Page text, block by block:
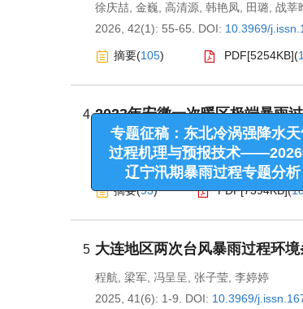
徐庆喆 金巍 高清源 韩艳凤 田璐 战莘
2026, 42(1): 55-65.
DOI: 10.3969/
摘要(105) PDF[5254KB](
4 2023年安徽一次暖区极端暴雨
李萌萌,蓝渝,冯晶晶,郑小艺,钱磊 ,杨祖
2025, 41(6): 17-25. DOI:10.3969/
摘要(93) PDF[7394KB](
5 大连地区两次台风暴雨过程环
程航 梁军 冯呈呈 张子莹 李婷婷
2025, 41(6): 1-9.
DOI: 10.3969/
专题征稿：东北冷涡
过程机理与预报技术
辽宁汛期暴雨过程